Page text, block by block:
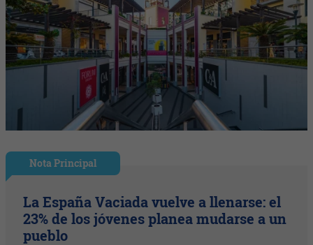
Nota Principal
La España Vaciada vuelve a llenarse: el
23% de los jóvenes planea mudarse a un
pueblo